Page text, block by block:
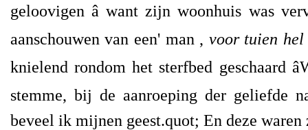
geloovigen â want zijn woonhuis was
aanschouwen van een' man , voor tuien hel
knielend rondom het sterfbed geschaard
stemme, bij de aanroeping der geliefde
beveel ik mijnen geest.quot; En deze